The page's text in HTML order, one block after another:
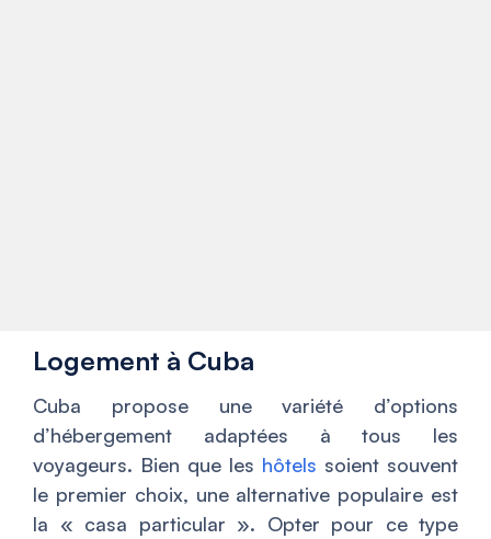
Logement à Cuba
Cuba propose une variété d’options
d’hébergement adaptées à tous les
voyageurs. Bien que les hôtels soient souvent
le premier choix, une alternative populaire est
la « casa particular ». Opter pour ce type